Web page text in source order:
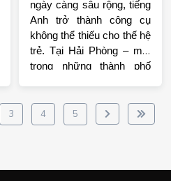
ngày càng sâu rộng, tiếng
Anh trở thành công cụ
không thể thiếu cho thế hệ
trẻ. Tại Hải Phòng – một
trong những thành phố
Anh trẻ em
ngày càng
tăng cao, đặc biệt là trong
lớp học tiếng Anh trẻ
3 4 5